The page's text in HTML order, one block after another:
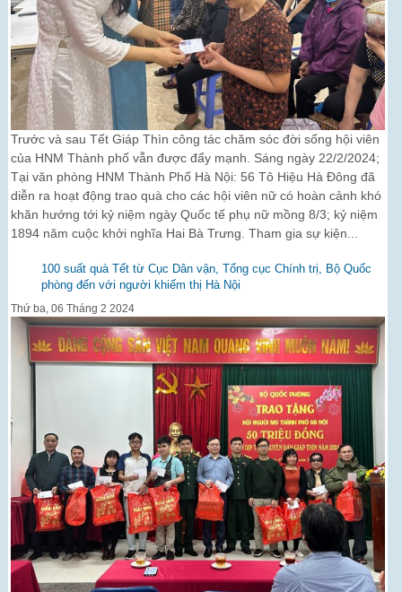
Trước và sau Tết Giáp Thìn công tác chăm sóc đời sống hội viên
của HNM Thành phố vẫn được đẩy mạnh. Sáng ngày 22/2/2024;
Tại văn phòng HNM Thành Phố Hà Nội: 56 Tô Hiệu Hà Đông đã
diễn ra hoạt động trao quà cho các hội viên nữ có hoàn cảnh khó
khăn hướng tới kỷ niệm ngày Quốc tế phụ nữ mồng 8/3; kỷ niệm
1894 năm cuộc khởi nghĩa Hai Bà Trưng. Tham gia sự kiện...
100 suất quà Tết từ Cục Dân vận, Tổng cục Chính trị, Bộ Quốc
phòng đến với người khiếm thị Hà Nội
Thứ ba, 06 Tháng 2 2024